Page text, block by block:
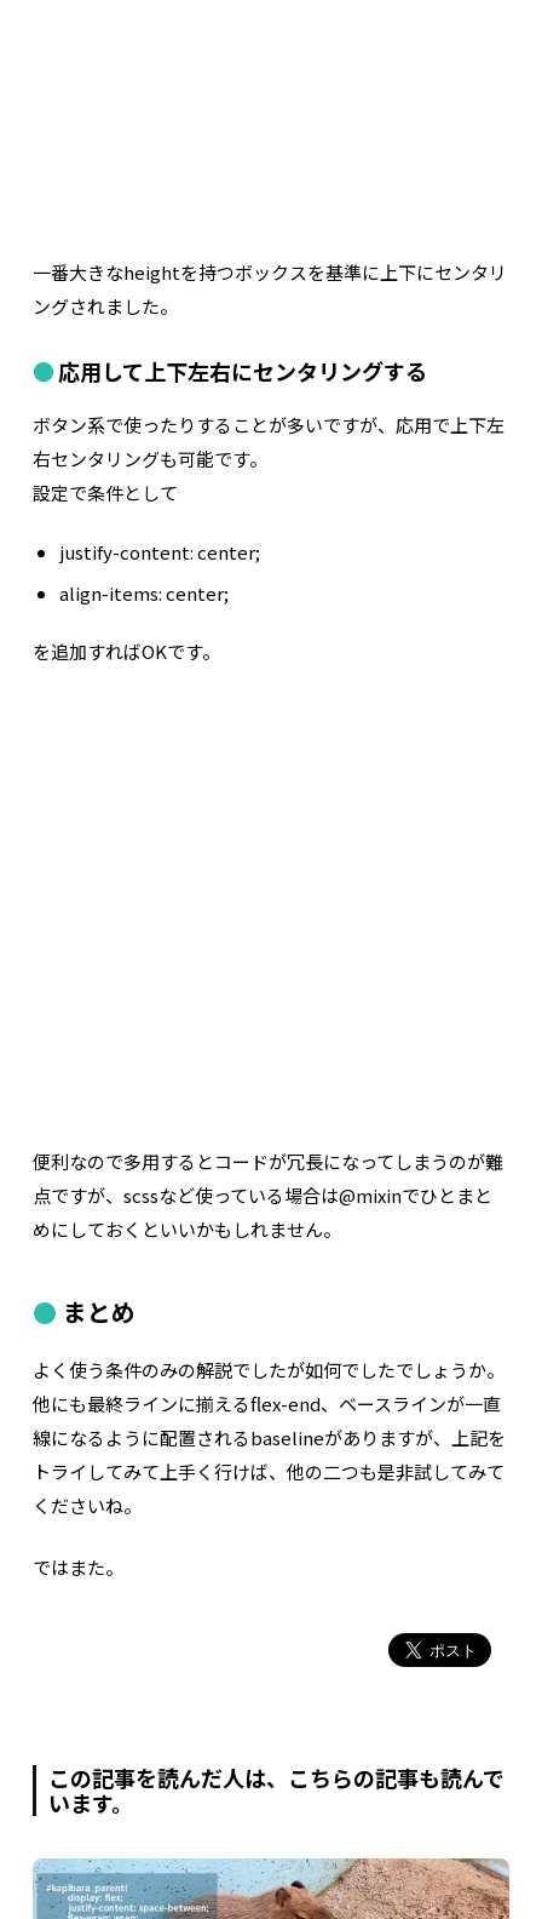
一番大きなheightを持つボックスを基準に上下にセンタリ
ングされました。
応用して上下左右にセンタリングする
ボタン系で使ったりすることが多いですが、応用で上下左
右センタリングも可能です。
設定で条件として
justify-content: center;
align-items: center;
を追加すればOKです。
便利なので多用するとコードが冗長になってしまうのが難
点ですが、scssなど使っている場合は@mixinでひとまと
めにしておくといいかもしれません。
まとめ
よく使う条件のみの解説でしたが如何でしたでしょうか。
他にも最終ラインに揃えるflex-end、ベースラインが一直
線になるように配置されるbaselineがありますが、上記を
トライしてみて上手く行けば、他の二つも是非試してみて
くださいね。
ではまた。
この記事を読んだ人は、こちらの記事も読んで
います。